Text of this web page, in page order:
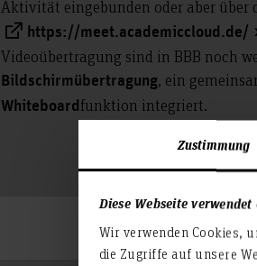
Zustimmung
Diese Webseite verwendet
Wir verwenden Cookies,
die Zugriffe auf unsere
Aktivität eingebunden oder aber über
https://meet.academiccloud.de/
Videoübertragung sind in BBB noch
Bildschirmübertragung, ein
Whiteboardfunktion integriert.